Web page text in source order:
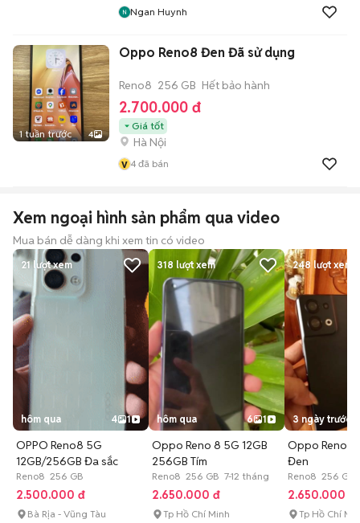
Ngan Huynh
1 tuần trước 4
Oppo Reno8 Đen Đã sử dụng
Reno8 256 GB Hết bảo hành
2.700.000 đ
Giá tốt
Hà Nội
v 4 đã bán
Xem ngoại hình sản phẩm qua video
Mua bán dễ dàng khi xem tin có video
21lượt xem
hôm qua 4 1
OPPO Reno8 5G
12GB/256GB Đa sắc
Reno8 256 GB
2.500.000 đ
Bà Rịa - Vũng Tàu
318 lượt xem
hôm qua 6 1
Oppo Reno 8 5G 12GB
256GB Tím
Reno8 256 GB 7-12 tháng
2.650.000 đ
Tp Hồ Chí Minh
248lượt xem
3 ngày trước
Oppo Reno 8
Đen
Reno8 256
2.650.000 đ
Tp Hồ Chí